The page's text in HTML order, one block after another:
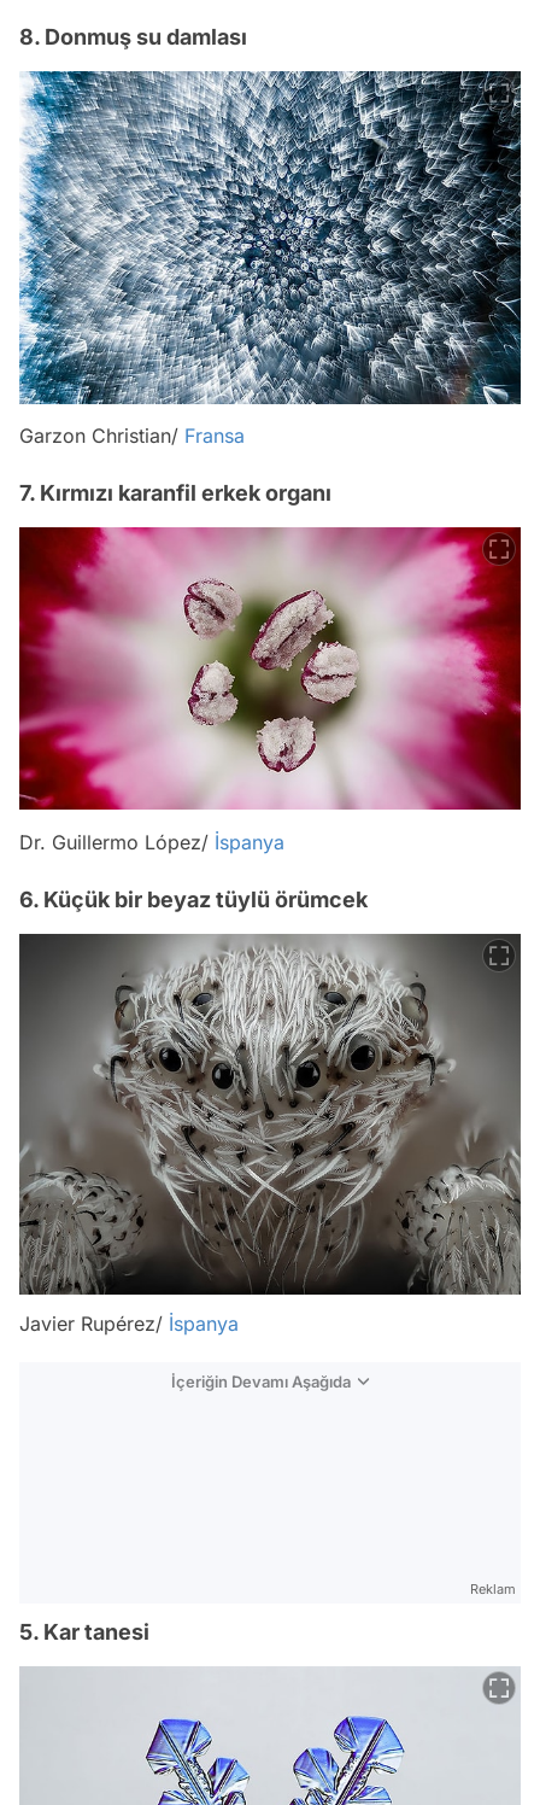
8. Donmuş su damlası
Garzon Christian/ Fransa
7. Kırmızı karanfil erkek organı
Dr. Guillermo López/ İspanya
6. Küçük bir beyaz tüylü örümcek
Javier Rupérez/ İspanya
İçeriğin Devamı Aşağıda
Reklam
5. Kar tanesi